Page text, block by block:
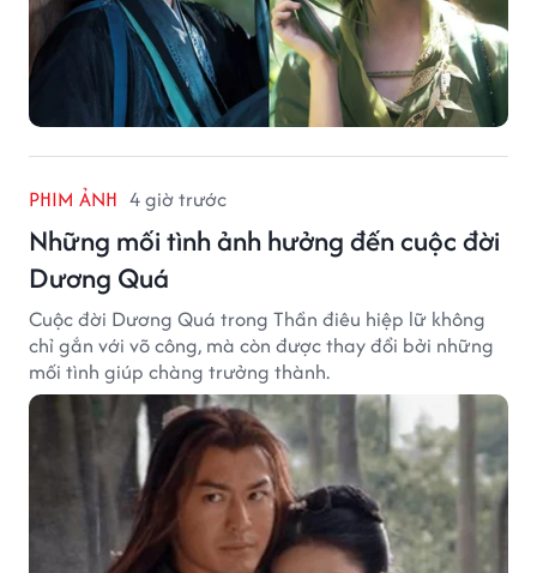
PHIM ẢNH 4 giờ trước
Những mối tình ảnh hưởng đến cuộc đời
Dương Quá
Cuộc đời Dương Quá trong Thần điêu hiệp lữ không
chỉ gắn với võ công, mà còn được thay đổi bởi những
mối tình giúp chàng trưởng thành.